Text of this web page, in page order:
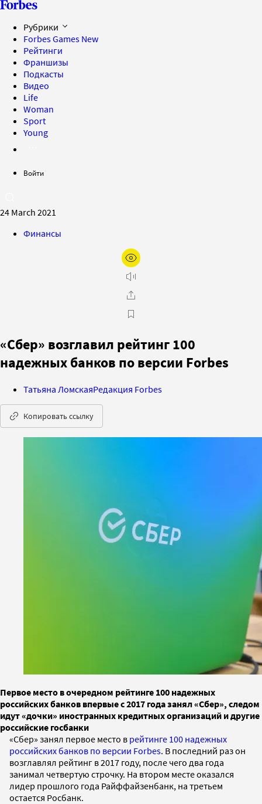
Рубрики
Forbes Games New
Рейтинги
Франшизы
Подкасты
Видео
Life
Woman
Sport
Young
Войти
24 March 2021
Финансы
«Сбер» возглавил рейтинг 100
надежных банков по версии Forbes
Татьяна ЛомскаяРедакция Forbes
Копировать ссылку
Первое место в очередном рейтинге 100 надежных
российских банков впервые с 2017 года занял «Сбер», следом
идут «дочки» иностранных кредитных организаций и другие
российские госбанки
«Сбер» занял первое место в рейтинге 100 надежных
российских банков по версии Forbes. В последний раз он
возглавлял рейтинг в 2017 году, после чего два года
занимал четвертую строчку. На втором месте оказался
лидер прошлого года Райффайзенбанк, на третьем
остается Росбанк.